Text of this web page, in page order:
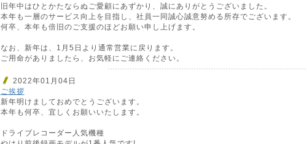
旧年中はひとかたならぬご愛顧にあずかり、誠にありがとうございました。
本年も一層のサービス向上を目指し、社員一同誠心誠意努める所存でございます。
何卒、本年も倍旧のご支援のほどお願い申し上げます。
なお、新年は、1月5日より通常営業に戻ります。
ご用命がありましたら、お気軽にご連絡ください。
2022年01月04日
ご挨拶
新年明けましておめでとうございます。
本年も何卒、宜しくお願いいたします。
ドライブレコーダー人気機種